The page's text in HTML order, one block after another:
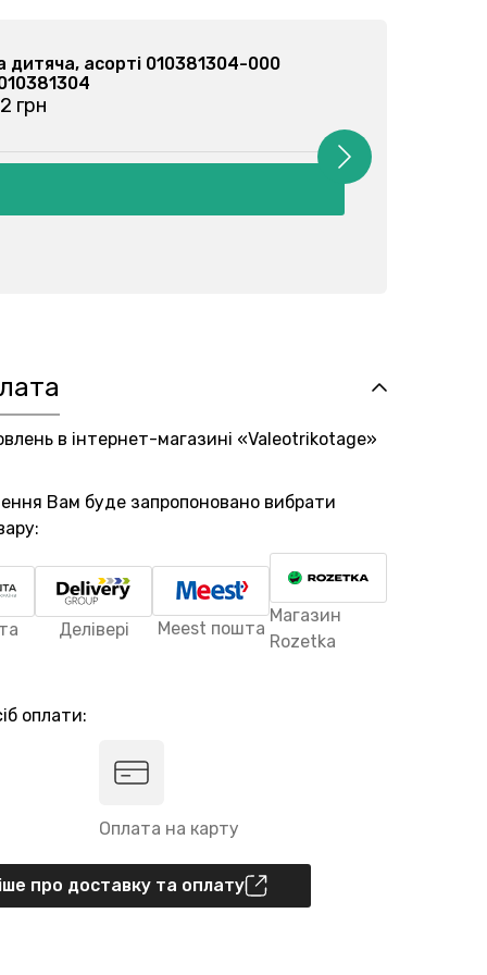
дитяча, кремова 010381304-034
грн
в інтернет-магазині «Valeotrikotage»
Вам буде запропоновано вибрати
Делівері Meest пошта
Магазин
Rozetka
оплати:
Оплата на карту
про доставку та оплату